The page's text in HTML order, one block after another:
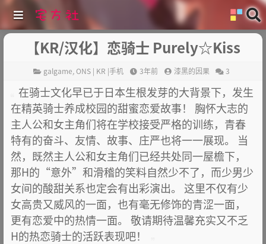
【KR/汉化】恋骑士 Purely☆Kiss
galgame,ONS | KR |手机 3年前 漆黑的因果 3
在骑士文化早已于日本生根发芽的大背景下，发生
在精英骑士养成校园的甜蜜恋爱故事！ 胸怀大志的
主人公和女主角们将在学校接受严格的训练，青春
特有的奋斗、友情、故事、庄严也将一一展现。 当
然，既然主人公和女主角们已经共处同一屋檐下，
那H的“意外”和滑稽的笑料自然少不了，而少男少
女间的酸甜关系也定会有出彩演出。 这里不仅有少
女高贵又威风的一面，也有毫无修饰的青涩一面，
更有恋爱中的热情一面。 敬请期待温馨充实又不乏
H的热恋骑士的活跃表现吧！